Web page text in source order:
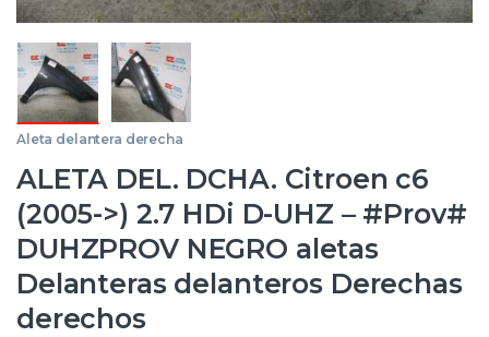
Aleta delantera derecha
ALETA DEL. DCHA. Citroen c6
(2005->) 2.7 HDi D-UHZ – #Prov#
DUHZPROV NEGRO aletas
Delanteras delanteros Derechas
derechos